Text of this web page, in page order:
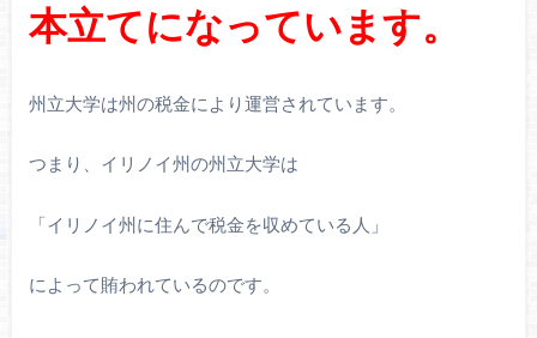
本立てになっています。
州立大学は州の税金により運営されています。
つまり、イリノイ州の州立大学は
「イリノイ州に住んで税金を収めている人」
によって賄われているのです。